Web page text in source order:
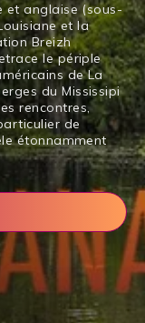
et anglaise (sous-
et la
Breizh
le périple
de La
du Mississipi
rencontres,
de
étonnamment